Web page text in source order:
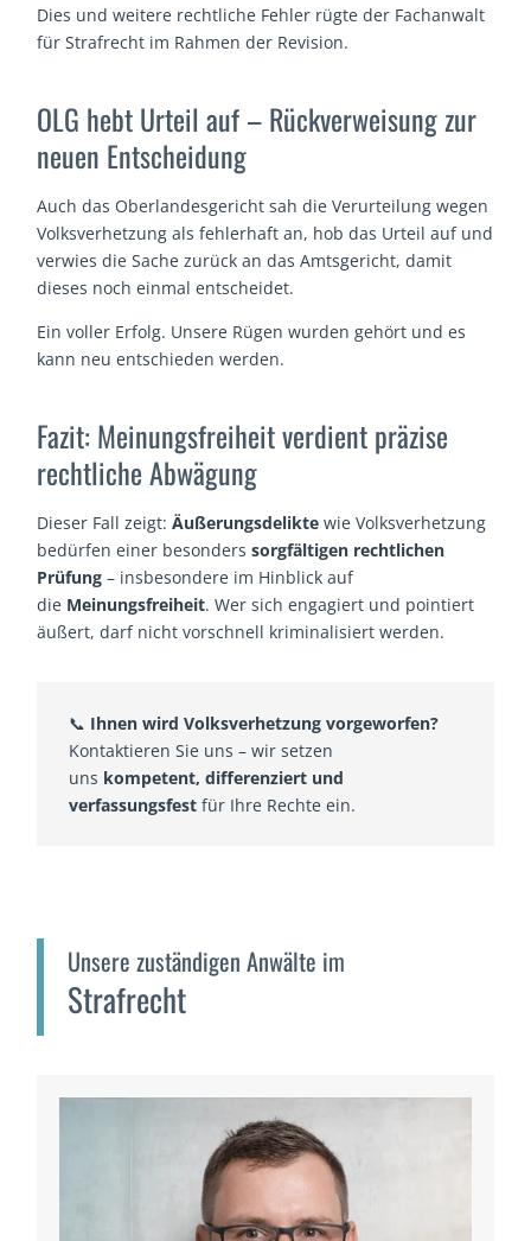
Dies und weitere rechtliche Fehler rügte der Fachanwalt
für Strafrecht im Rahmen der Revision.
OLG hebt Urteil auf – Rückverweisung zur
neuen Entscheidung
Auch das Oberlandesgericht sah die Verurteilung wegen
Volksverhetzung als fehlerhaft an, hob das Urteil auf und
verwies die Sache zurück an das Amtsgericht, damit
dieses noch einmal entscheidet.
Ein voller Erfolg. Unsere Rügen wurden gehört und es
kann neu entschieden werden.
Fazit: Meinungsfreiheit verdient präzise
rechtliche Abwägung
Dieser Fall zeigt: Äußerungsdelikte wie Volksverhetzung
bedürfen einer besonders sorgfältigen rechtlichen
Prüfung – insbesondere im Hinblick auf
die Meinungsfreiheit. Wer sich engagiert und pointiert
äußert, darf nicht vorschnell kriminalisiert werden.
📞 Ihnen wird Volksverhetzung vorgeworfen?
Kontaktieren Sie uns – wir setzen
uns kompetent, differenziert und
verfassungsfest für Ihre Rechte ein.
Unsere zuständigen Anwälte im
Strafrecht